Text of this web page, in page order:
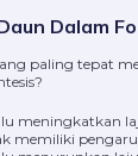
Dalam
paling tepat
meningkatkan
memiliki